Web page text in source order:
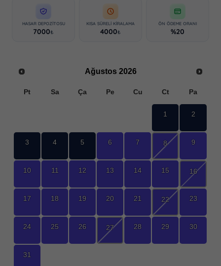
HASAR DEPOZITOSU
7000₺
KISA SÜRELI KIRALAMA
4000₺
ÖN ÖDEME ORANI
%20
Ağustos 2026
Pt Sa Ça Pe Cu Ct Pa
1 2
3 4 5 6 7 8 9
10 11 12 13 14 15 16
17 18 19 20 21 22 23
24 25 26 27 28 29 30
31